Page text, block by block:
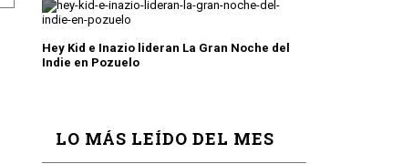
Hey Kid e Inazio lideran La Gran Noche del
Indie en Pozuelo
LO MÁS LEÍDO DEL MES